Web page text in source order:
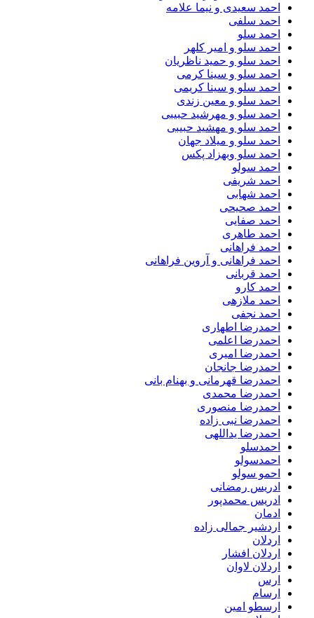
احمد سعیدی و نیما علامه
احمد سلفی
احمد سلو
احمد سلو و امیر کلهر
احمد سلو و حمید ناظریان
احمد سلو و سینا کرمی
احمد سلو و سینا کریمی
احمد سلو و معین زندی
احمد سلو و مهرشید حبیبی
احمد سلو و مهشید حبیبی
احمد سلو و میلاد جهان
احمد سلو وبهزاد پکس
احمد سولو
احمد شریفی
احمد شهابی
احمد صحیحی
احمد صفایی
احمد طاهری
احمد فراهانی
احمد فراهانی و آروین فراهانی
احمد قربانی
احمد کارو
احمد ملازهی
احمد نجفی
احمدرضا اطهاری
احمدرضا اعلمی
احمدرضا امیری
احمدرضا جانجان
احمدرضا قهرمانی و بهنام بانی
احمدرضا محمدی
احمدرضا منصوری
احمدرضا نبی زاده
احمدرضا یداللهی
احمدسلو
احمدسولو
احمو سولو
ادریس رمضانی
ادریس محمدپور
ادمان
اردشیر جمالی زاده
اردلان
اردلان افشار
اردلان لاوان
ارس
ارسام
ارسطو امین